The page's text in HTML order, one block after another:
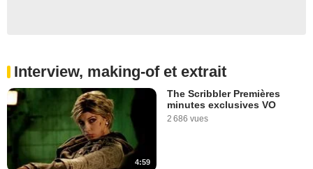
Interview, making-of et extrait
4:59
The Scribbler Premières
minutes exclusives VO
2 686 vues